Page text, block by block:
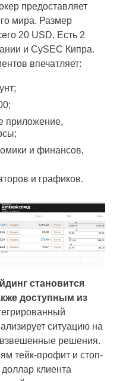
предоставляет
мира. Размер
20 USD. Есть 2
и CySEC Кипра.
впечатляет:
приложение,
и финансов,
и графиков.
становится
доступным из
ситуацию на
решения.
тейк-профит и стоп-
клиента